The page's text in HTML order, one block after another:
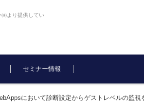
より提供してい
セミナー情報
において診断設定からゲストレベルの監視